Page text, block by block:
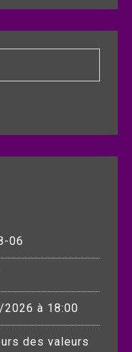
06
à 18:00
des valeurs